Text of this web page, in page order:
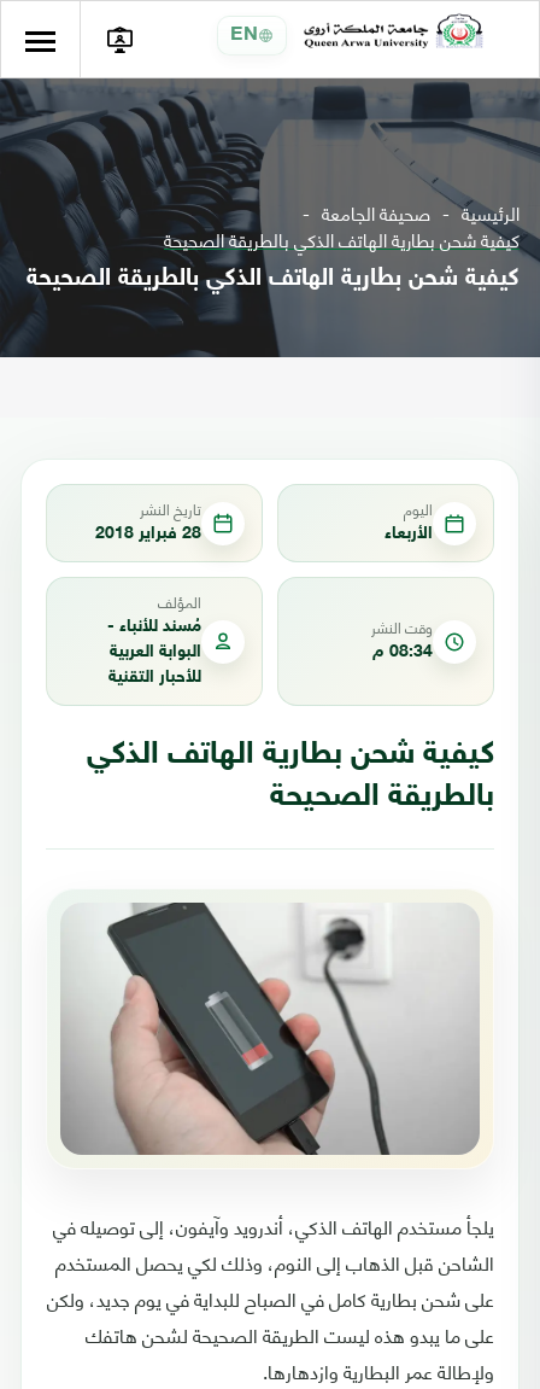
EN
الرئيسية صحيفة الجامعة
كيفية شحن بطارية الهاتف الذكي بالطريقة الصحيحة
كيفية شحن بطارية الهاتف الذكي بالطريقة الصحيحة
اليوم
الأربعاء
تاريخ النشر
28 فبراير 2018
وقت النشر
08:34 م
المؤلف
مُسند للأنباء -
البوابة العربية
للأحبار التقنية
كيفية شحن بطارية الهاتف الذكي
بالطريقة الصحيحة
يلجأ مستخدم الهاتف الذكي، أندرويد وآيفون، إلى توصيله في
الشاحن قبل الذهاب إلى النوم، وذلك لكي يحصل المستخدم
على شحن بطارية كامل في الصباح للبداية في يوم جديد، ولكن
على ما يبدو هذه ليست الطريقة الصحيحة لشحن هاتفك
ولإطالة عمر البطارية وازدهارها.